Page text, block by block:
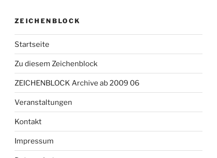
ZEICHENBLOCK
Startseite
Zu diesem Zeichenblock
ZEICHENBLOCK Archive ab 2009 06
Veranstaltungen
Kontakt
Impressum